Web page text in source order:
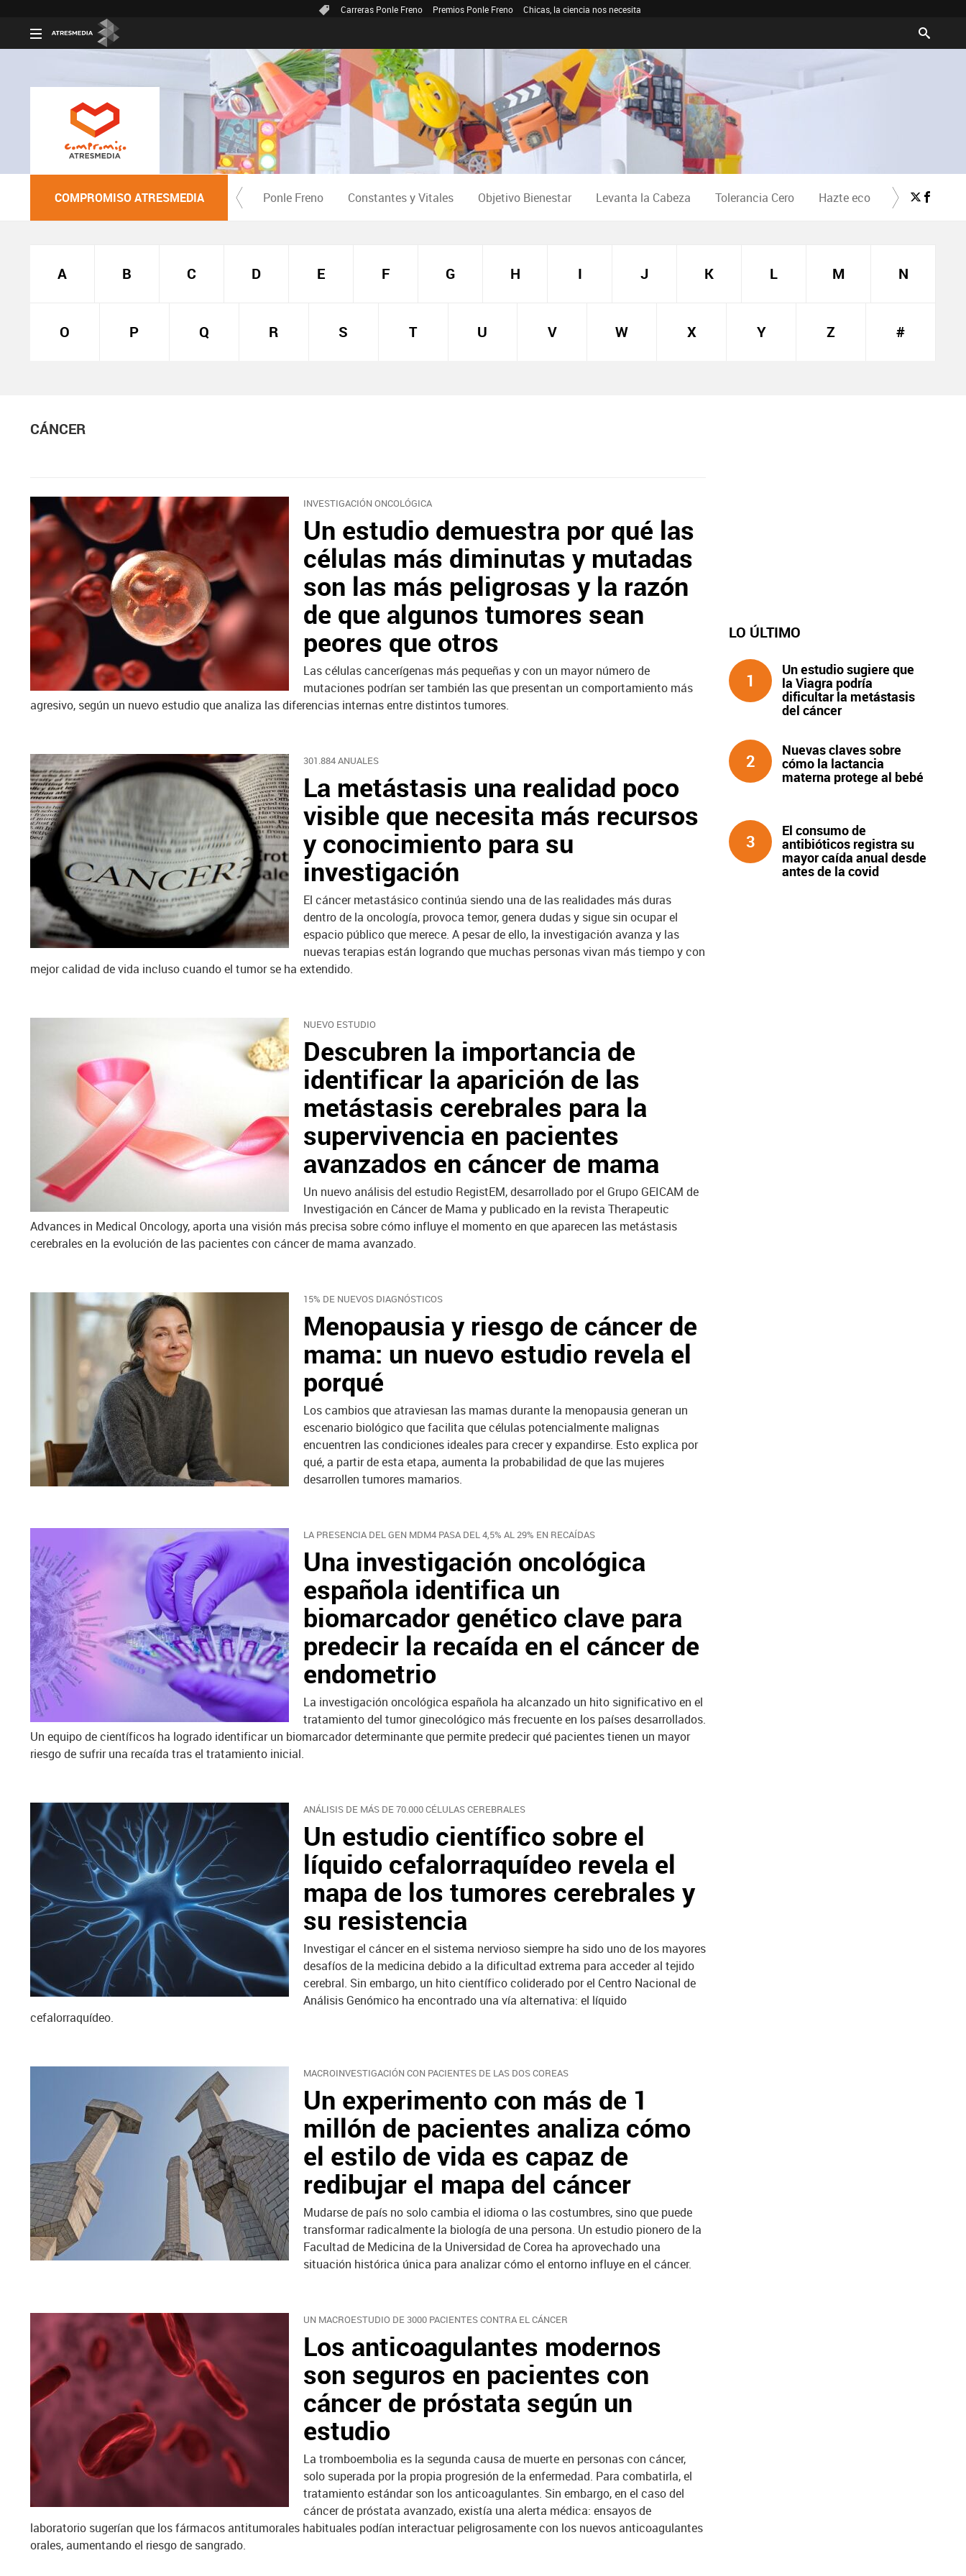
Carreras Ponle Freno Premios Ponle Freno Chicas, la ciencia nos necesita
COMPROMISO ATRESMEDIA Ponle Freno Constantes y Vitales Objetivo Bienestar Levanta la Cabeza Tolerancia Cero Hazte eco Crea Cultura
A B C D E F G H I J K L M N
O P Q R S T U V W X Y Z #
CÁNCER
INVESTIGACIÓN ONCOLÓGICA
Un estudio demuestra por qué las
células más diminutas y mutadas
son las más peligrosas y la razón
de que algunos tumores sean
peores que otros
Las células cancerígenas más pequeñas y con un mayor número de
mutaciones podrían ser también las que presentan un comportamiento más
agresivo, según un nuevo estudio que analiza las diferencias internas entre distintos tumores.
301.884 ANUALES
La metástasis una realidad poco
visible que necesita más recursos
y conocimiento para su
investigación
El cáncer metastásico continúa siendo una de las realidades más duras
dentro de la oncología, provoca temor, genera dudas y sigue sin ocupar el
espacio público que merece. A pesar de ello, la investigación avanza y las
nuevas terapias están logrando que muchas personas vivan más tiempo y con
mejor calidad de vida incluso cuando el tumor se ha extendido.
NUEVO ESTUDIO
Descubren la importancia de
identificar la aparición de las
metástasis cerebrales para la
supervivencia en pacientes
avanzados en cáncer de mama
Un nuevo análisis del estudio RegistEM, desarrollado por el Grupo GEICAM de
Investigación en Cáncer de Mama y publicado en la revista Therapeutic
Advances in Medical Oncology, aporta una visión más precisa sobre cómo influye el momento en que aparecen las metástasis
cerebrales en la evolución de las pacientes con cáncer de mama avanzado.
15% DE NUEVOS DIAGNÓSTICOS
Menopausia y riesgo de cáncer de
mama: un nuevo estudio revela el
porqué
Los cambios que atraviesan las mamas durante la menopausia generan un
escenario biológico que facilita que células potencialmente malignas
encuentren las condiciones ideales para crecer y expandirse. Esto explica por
qué, a partir de esta etapa, aumenta la probabilidad de que las mujeres
desarrollen tumores mamarios.
LA PRESENCIA DEL GEN MDM4 PASA DEL 4,5% AL 29% EN RECAÍDAS
Una investigación oncológica
española identifica un
biomarcador genético clave para
predecir la recaída en el cáncer de
endometrio
La investigación oncológica española ha alcanzado un hito significativo en el
tratamiento del tumor ginecológico más frecuente en los países desarrollados.
Un equipo de científicos ha logrado identificar un biomarcador determinante que permite predecir qué pacientes tienen un mayor
riesgo de sufrir una recaída tras el tratamiento inicial.
ANÁLISIS DE MÁS DE 70.000 CÉLULAS CEREBRALES
Un estudio científico sobre el
líquido cefalorraquídeo revela el
mapa de los tumores cerebrales y
su resistencia
Investigar el cáncer en el sistema nervioso siempre ha sido uno de los mayores
desafíos de la medicina debido a la dificultad extrema para acceder al tejido
cerebral. Sin embargo, un hito científico coliderado por el Centro Nacional de
Análisis Genómico ha encontrado una vía alternativa: el líquido
cefalorraquídeo.
MACROINVESTIGACIÓN CON PACIENTES DE LAS DOS COREAS
Un experimento con más de 1
millón de pacientes analiza cómo
el estilo de vida es capaz de
redibujar el mapa del cáncer
Mudarse de país no solo cambia el idioma o las costumbres, sino que puede
transformar radicalmente la biología de una persona. Un estudio pionero de la
Facultad de Medicina de la Universidad de Corea ha aprovechado una
situación histórica única para analizar cómo el entorno influye en el cáncer.
UN MACROESTUDIO DE 3000 PACIENTES CONTRA EL CÁNCER
Los anticoagulantes modernos
son seguros en pacientes con
cáncer de próstata según un
estudio
La tromboembolia es la segunda causa de muerte en personas con cáncer,
solo superada por la propia progresión de la enfermedad. Para combatirla, el
tratamiento estándar son los anticoagulantes. Sin embargo, en el caso del
cáncer de próstata avanzado, existía una alerta médica: ensayos de
laboratorio sugerían que los fármacos antitumorales habituales podían interactuar peligrosamente con los nuevos anticoagulantes
orales, aumentando el riesgo de sangrado.
LO ÚLTIMO
1
Un estudio sugiere que
la Viagra podría
dificultar la metástasis
del cáncer
2
Nuevas claves sobre
cómo la lactancia
materna protege al bebé
3
El consumo de
antibióticos registra su
mayor caída anual desde
antes de la covid